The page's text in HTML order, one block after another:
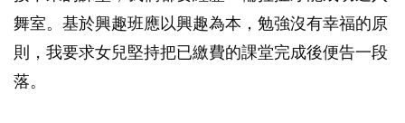
舞室。基於興趣班應以興趣為本，勉強沒有幸福的原
則，我要求女兒堅持把已繳費的課堂完成後便告一段
落。